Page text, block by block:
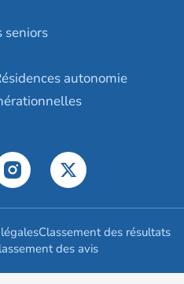
seniors
autonomie
Classement des résultats
des avis